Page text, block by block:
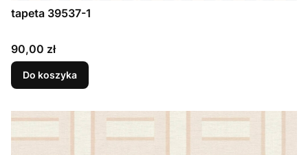
tapeta 39537-1
Cena
90,00 zł
Do koszyka